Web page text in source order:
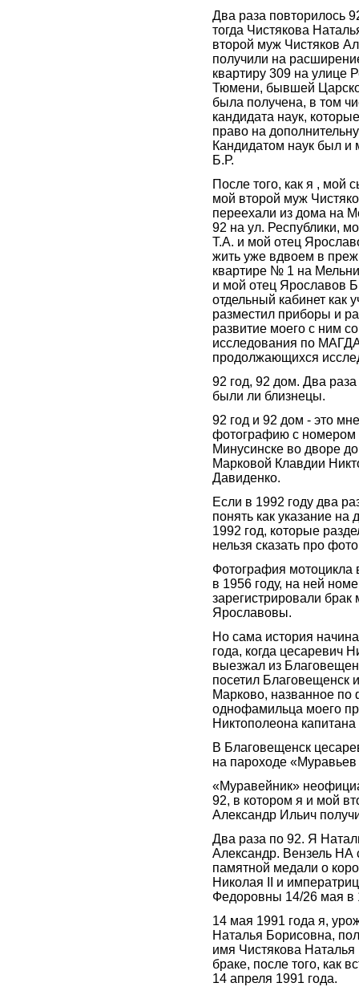
Два раза повторилось
тогда Чистякова
второй муж Чистяков
получили на
квартиру 309 на улице
Тюмени, бывшей
была получена, в том
кандидата наук,
право на
Кандидатом наук был и
Б.Р.
После того, как я , мой
мой второй муж
переехали из дома на
92 на ул. Республики,
Т.А. и мой отец
жить уже вдвоем в
квартире № 1 на
и мой отец Ярославов
отдельный кабинет как
разместил приборы и
развитие моего с ним
исследования по
продолжающихся
92 год, 92 дом. Два
были ли близнецы.
92 год и 92 дом - это
фотографию с номером
Минусинске во дворе
Марковой Клавдии
Давиденко.
Если в 1992 году два
понять как указание на
1992 год, которые
нельзя сказать про
Фотография мотоцикла
в 1956 году, на ней
зарегистрировали брак
Ярославовы.
Но сама история
года, когда цесаревич
выезжал из
посетил Благовещенск
Марково, названное
однофамильца моего
Никтополеона
В Благовещенск
на пароходе
«Муравейник»
92, в котором я и мой
Александр Ильич
Два раза по 92. Я
Александр. Вензель НА
памятной медали о
Николая II и
Федоровны 14/26 мая в
14 мая 1991 года я,
Наталья Борисовна,
имя Чистякова
браке, после того, как
14 апреля 1991 года.